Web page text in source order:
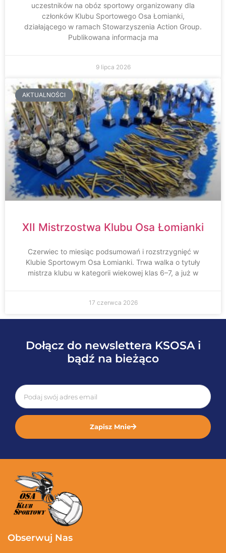
uczestników na obóz sportowy organizowany dla
członków Klubu Sportowego Osa Łomianki,
działającego w ramach Stowarzyszenia Action Group.
Publikowana informacja ma
9 lipca 2026
AKTUALNOŚCI
XII Mistrzostwa Klubu Osa Łomianki
Czerwiec to miesiąc podsumowań i rozstrzygnięć w
Klubie Sportowym Osa Łomianki. Trwa walka o tytuły
mistrza klubu w kategorii wiekowej klas 6–7, a już w
17 czerwca 2026
Dołącz do newslettera KSOSA i
bądź na bieżąco
Zapisz Mnie
Obserwuj Nas